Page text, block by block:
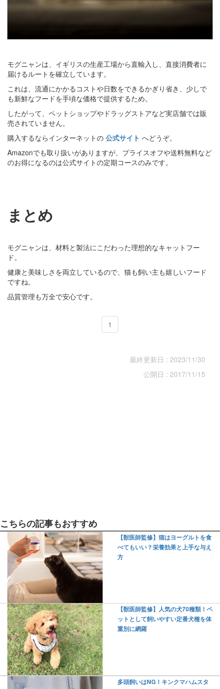
モグニャンは、イギリスの生産工場から直輸入し、直接消費者に
届けるルートを確立しています。
これは、流通にかかるコストや日数をできるかぎり省き、少しで
も新鮮なフードを手頃な価格で提供するため。
したがって、ペットショップやドラッグストアなど実店舗では販
売されていません。
購入するならインターネットの 公式サイト へどうぞ。
Amazonでも取り扱いがありますが、プライスオフや送料無料など
のお得になるのは公式サイトの定期コースのみです。
まとめ
モグニャンは、材料と製法にこだわった理想的なキャットフー
ド。
健康と美味しさを両立しているので、猫も飼い主も嬉しいフード
ですね。
品質管理も万全で安心です。
1
最終更新日 : 2023/11/30
公開日 : 2017/11/15
こちらの記事もおすすめ
【獣医師監修】猫はヨーグルトを食
べてもいい？栄養効果と上手な与え
方
【獣医師監修】人気の犬70種類！ペ
ットとして飼いやすい定番犬種を体
重別に網羅
多頭飼いはNG！キンクマハムスタ